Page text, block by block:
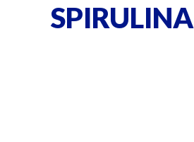
SPIRULINA